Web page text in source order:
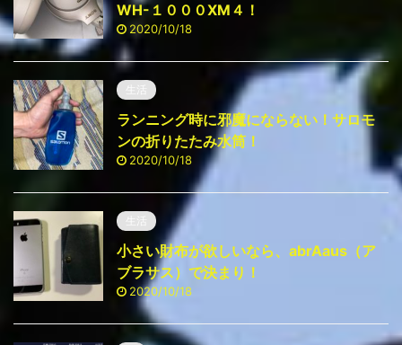
WH-１０００ⅩM４！
2020/10/18
生活
ランニング時に邪魔にならない！サロモ
ンの折りたたみ水筒！
2020/10/18
生活
小さい財布が欲しいなら、abrAaus（ア
ブラサス）で決まり！
2020/10/18